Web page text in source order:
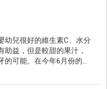
幼兒很好的維生素C、水分
助益，但是較甜的果汁，
可能。在今年6月份的兒